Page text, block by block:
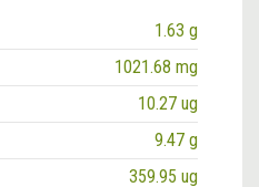
1.63 g
1021.68 mg
10.27 ug
9.47 g
359.95 ug